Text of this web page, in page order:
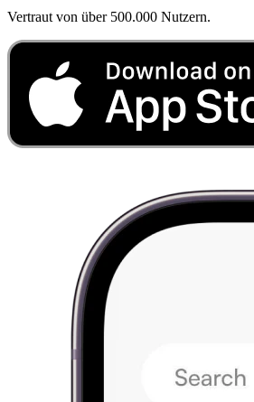
Vertraut von über 500.000 Nutzern.